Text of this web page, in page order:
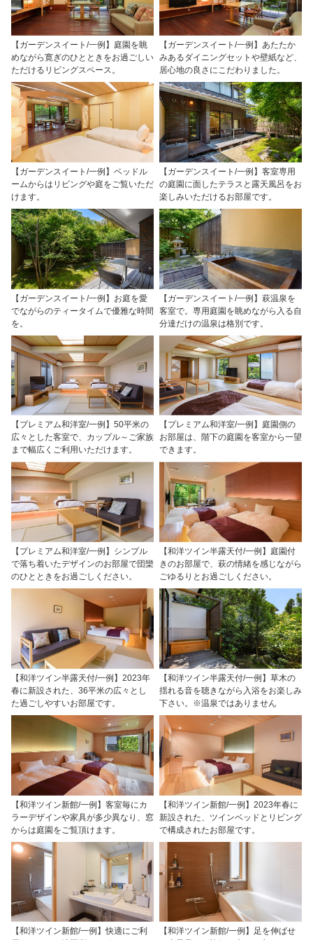
【ガーデンスイート/一例】庭園を眺
めながら寛ぎのひとときをお過ごしい
ただけるリビングスペース。
【ガーデンスイート/一例】あたたか
みあるダイニングセットや壁紙など、
居心地の良さにこだわりました。
【ガーデンスイート/一例】ベッドル
ームからはリビングや庭をご覧いただ
けます。
【ガーデンスイート/一例】客室専用
の庭園に面したテラスと露天風呂をお
楽しみいただけるお部屋です。
【ガーデンスイート/一例】お庭を愛
でながらのティータイムで優雅な時間
を。
【ガーデンスイート/一例】萩温泉を
客室で。専用庭園を眺めながら入る自
分達だけの温泉は格別です。
【プレミアム和洋室/一例】50平米の
広々とした客室で、カップル～ご家族
まで幅広くご利用いただけます。
【プレミアム和洋室/一例】庭園側の
お部屋は、階下の庭園を客室から一望
できます。
【プレミアム和洋室/一例】シンプル
で落ち着いたデザインのお部屋で団欒
のひとときをお過ごしください。
【和洋ツイン半露天付/一例】庭園付
きのお部屋で、萩の情緒を感じながら
ごゆるりとお過ごしください。
【和洋ツイン半露天付/一例】2023年
春に新設された、36平米の広々とし
た過ごしやすいお部屋です。
【和洋ツイン半露天付/一例】草木の
揺れる音を聴きながら入浴をお楽しみ
下さい。※温泉ではありません
【和洋ツイン新館/一例】客室毎にカ
ラーデザインや家具が多少異なり、窓
からは庭園をご覧頂けます。
【和洋ツイン新館/一例】2023年春に
新設された、ツインベッドとリビング
で構成されたお部屋です。
【和洋ツイン新館/一例】快適にご利
【和洋ツイン新館/一例】足を伸ばせ